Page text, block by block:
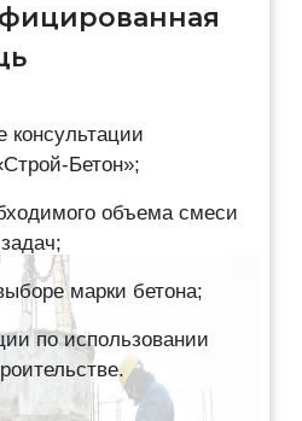
консультации
Бетон»;
объема смеси
марки бетона;
по использовании